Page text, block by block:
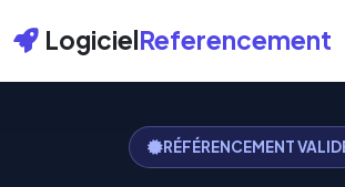
LogicielReferencement
RÉFÉRENCEMENT